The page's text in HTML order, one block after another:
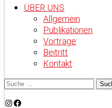
ÜBER UNS
Allgemein
Publikationen
Vorträge
Beitritt
Kontakt
Instagram
Facebook